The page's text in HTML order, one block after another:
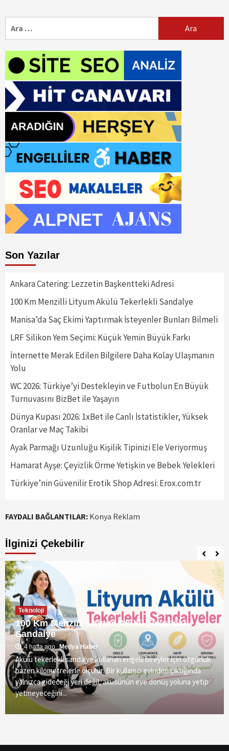
Son Yazılar
Ankara Catering: Lezzetin Başkentteki Adresi
100 Km Menzilli Lityum Akülü Tekerlekli Sandalye
Manisa’da Saç Ekimi Yaptırmak İsteyenler Bunları Bilmeli
LRF Silikon Yem Seçimi: Küçük Yemin Büyük Farkı
İnternette Merak Edilen Bilgilere Daha Kolay Ulaşmanın
Yolu
WC 2026: Türkiye’yi Destekleyin ve Futbolun En Büyük
Turnuvasını BizBet ile Yaşayın
Dünya Kupası 2026: 1xBet ile Canlı İstatistikler, Yüksek
Oranlar ve Maç Takibi
Ayak Parmağı Uzunluğu Kişilik Tipinizi Ele Veriyormuş
Hamarat Ayşe: Çeyizlik Örme Yetişkin ve Bebek Yelekleri
Türkiye’nin Güvenilir Erotik Shop Adresi: Erox.com.tr
FAYDALI BAĞLANTILAR: Konya Reklam
İlginizi Çekebilir
Teknoloji
100 Km Menzilli Lityum Akülü Tekerlekli
Sandalye
4 hafta ago Medya Haber
Akülü tekerlekli sandalye kullanan engelli bireyler için özgürlük
bazen kilometrelerle ölçülür. Bir kullanıcı evinden çıktığında
yalnızca gideceği yeri değil, aküsünün eve dönüş yoluna yetip
yetmeyeceğini...